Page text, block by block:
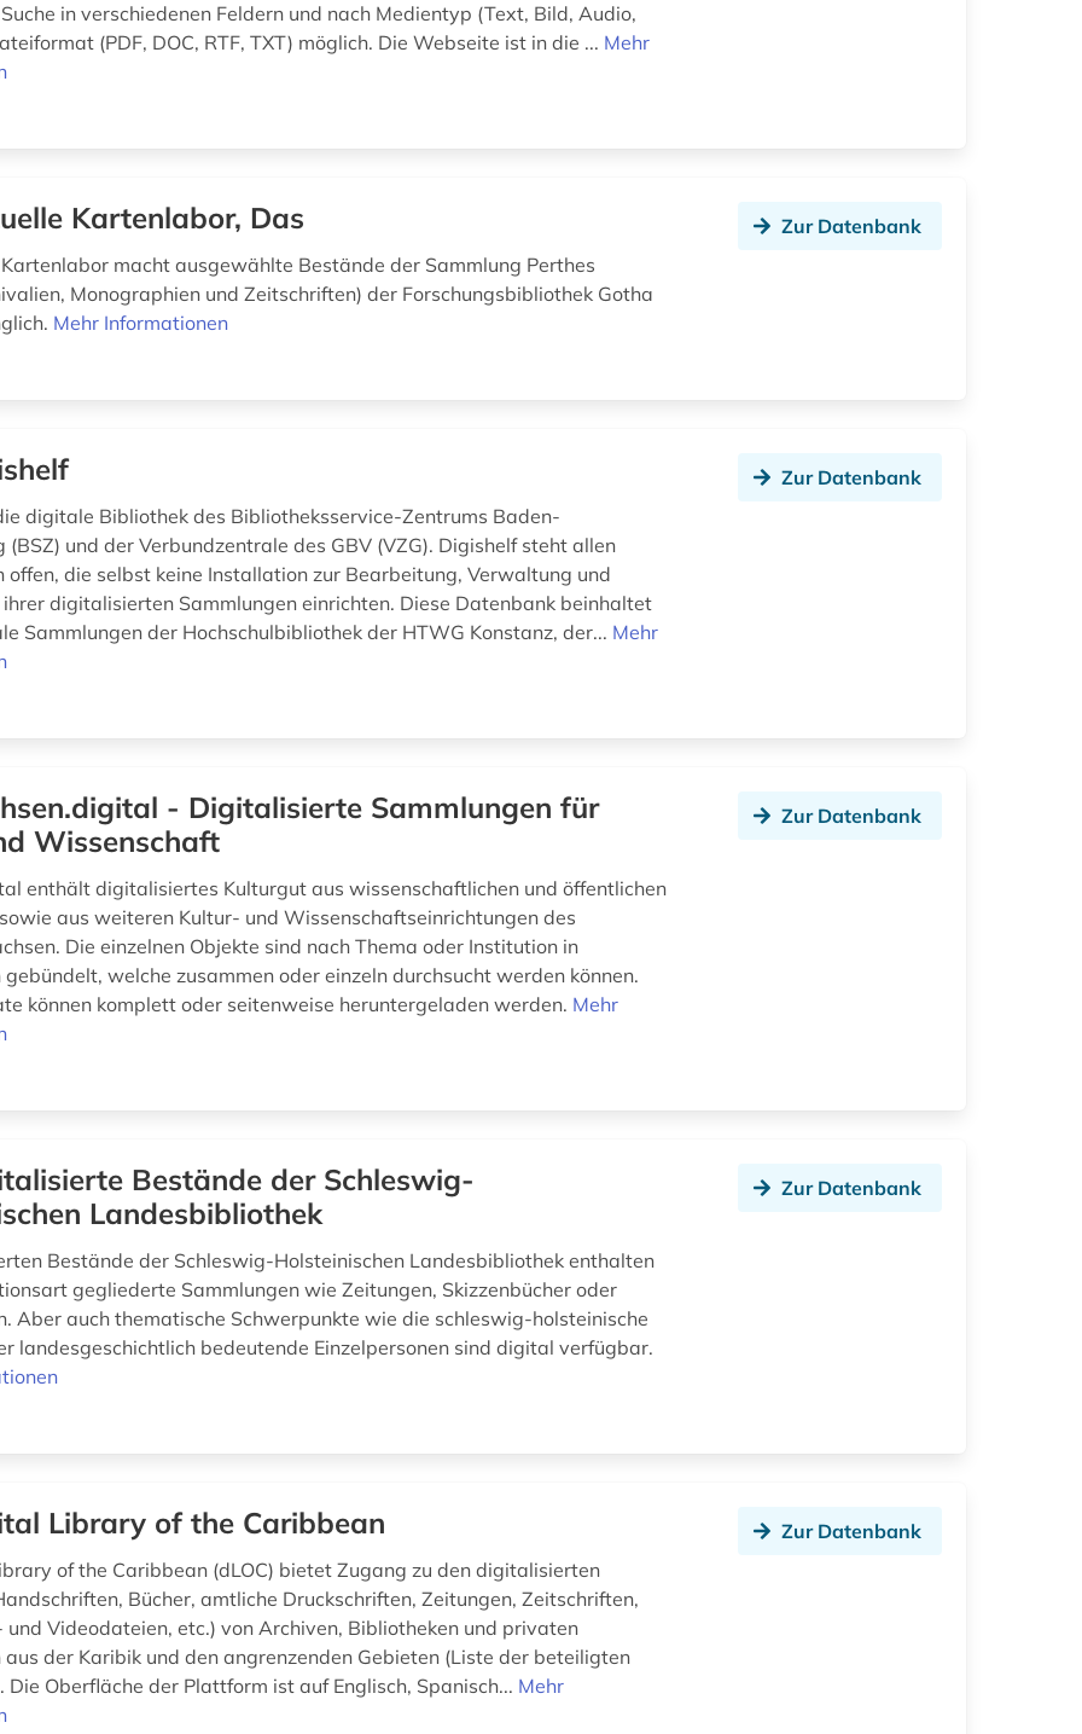
in verschiedenen Feldern und nach Medientyp (Text, Bild, Audio,
(PDF, DOC, RTF, TXT) möglich. Die Webseite ist in die ... Mehr
Kartenlabor, Das
macht ausgewählte Bestände der Sammlung Perthes
Monographien und Zeitschriften) der Forschungsbibliothek Gotha
Mehr Informationen
Zur Datenbank
digitale Bibliothek des Bibliotheksservice-Zentrums Baden-
und der Verbundzentrale des GBV (VZG). Digishelf steht allen
offen, die selbst keine Installation zur Bearbeitung, Verwaltung und
digitalisierten Sammlungen einrichten. Diese Datenbank beinhaltet
Sammlungen der Hochschulbibliothek der HTWG Konstanz, der... Mehr
Zur Datenbank
- Digitalisierte Sammlungen für
Wissenschaft
enthält digitalisiertes Kulturgut aus wissenschaftlichen und öffentlichen
aus weiteren Kultur- und Wissenschaftseinrichtungen des
Die einzelnen Objekte sind nach Thema oder Institution in
gebündelt, welche zusammen oder einzeln durchsucht werden können.
können komplett oder seitenweise heruntergeladen werden. Mehr
Zur Datenbank
Bestände der Schleswig-
Landesbibliothek
Bestände der Schleswig-Holsteinischen Landesbibliothek enthalten
gegliederte Sammlungen wie Zeitungen, Skizzenbücher oder
Aber auch thematische Schwerpunkte wie die schleswig-holsteinische
landesgeschichtlich bedeutende Einzelpersonen sind digital verfügbar.
Zur Datenbank
Library of the Caribbean
of the Caribbean (dLOC) bietet Zugang zu den digitalisierten
Bücher, amtliche Druckschriften, Zeitungen, Zeitschriften,
und Videodateien, etc.) von Archiven, Bibliotheken und privaten
aus der Karibik und den angrenzenden Gebieten (Liste der beteiligten
Die Oberfläche der Plattform ist auf Englisch, Spanisch... Mehr
Zur Datenbank